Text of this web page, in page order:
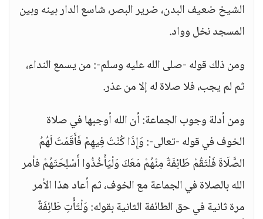
الشيخ ضعيف البدن، ضرير البصر، شاسع الدار بينه وبين
المسجد نخل وواد.
ومن ذلك قوله -صلى الله عليه وسلم-: من يسمع النداء،
ثم لم يجب، فلا صلاة له إلا من عذر.
ومن أدلة وجوب الجماعة: أن الله أوجبها في صلاة
الخوف في قوله -تعالى-: وَإِذَا كُنْتَ فِيهِمْ فَأَقَمْتَ لَهُمُ
الصَّلَاةَ فَلْتَقُمْ طَائِفَةٌ مِنْهُمْ مَعَكَ وَلْيَأْخُذُوا أَسْلِحَتَهُمْ فأمر
الله بالصلاة في الجماعة مع الخوف، ثم أعاد هذا الأمر
مرة ثانية في حق الطائفة الثانية بقوله: وَلْتَأْتِ طَائِفَةٌ